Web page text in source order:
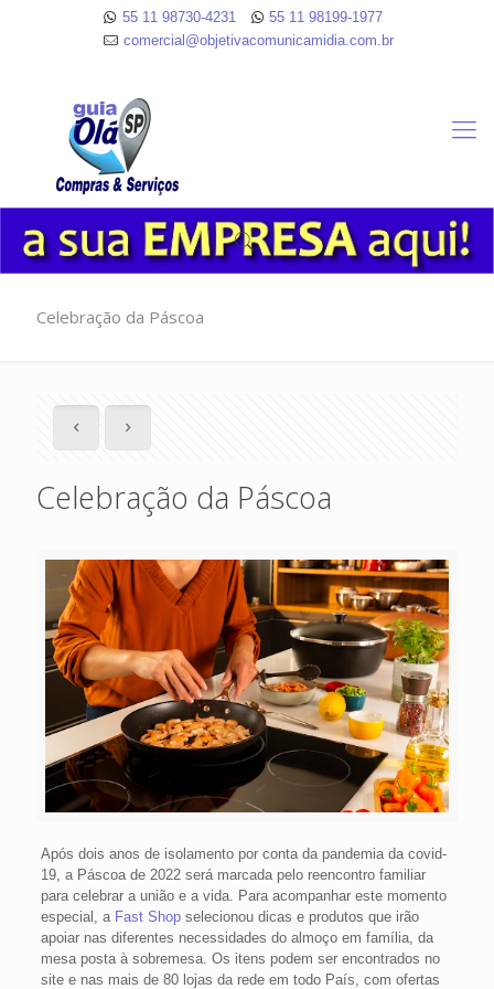
55 11 98730-4231
55 11 98199-1977
comercial@objetivacomunicamidia.com.br
Celebração da Páscoa
Celebração da Páscoa
Após dois anos de isolamento por conta da pandemia da covid-
19, a Páscoa de 2022 será marcada pelo reencontro familiar
para celebrar a união e a vida. Para acompanhar este momento
especial, a Fast Shopselecionou dicas e produtos que irão
apoiar nas diferentes necessidades do almoço em família, da
mesa posta à sobremesa. Os itens podem ser encontrados no
site e nas mais de 80 lojas da rede em todo País, com ofertas